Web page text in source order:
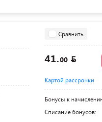
Сравнить
41.00
Картой рассрочки
Бонусы к
Списание бонусов: